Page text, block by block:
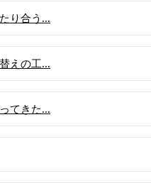
り合う...
えの工...
てきた...